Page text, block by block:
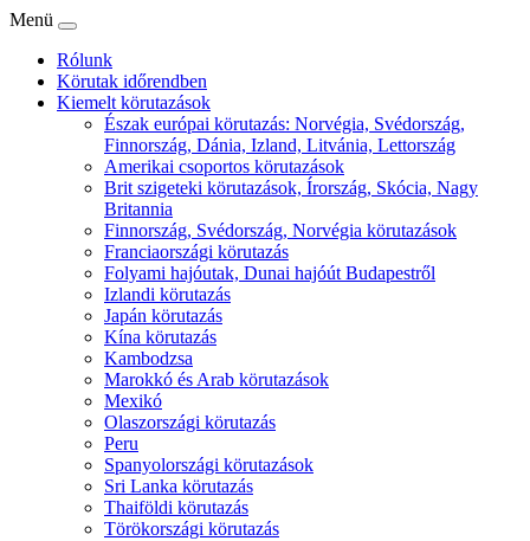
Menü
Rólunk
Körutak időrendben
Kiemelt körutazások
Észak európai körutazás: Norvégia, Svédország,
Finnország, Dánia, Izland, Litvánia, Lettország
Amerikai csoportos körutazások
Brit szigeteki körutazások, Írország, Skócia, Nagy
Britannia
Finnország, Svédország, Norvégia körutazások
Franciaországi körutazás
Folyami hajóutak, Dunai hajóút Budapestről
Izlandi körutazás
Japán körutazás
Kína körutazás
Kambodzsa
Marokkó és Arab körutazások
Mexikó
Olaszországi körutazás
Peru
Spanyolországi körutazások
Sri Lanka körutazás
Thaiföldi körutazás
Törökországi körutazás